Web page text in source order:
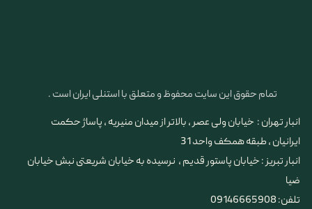
تمام حقوق این سایت محفوظ و متعلق با استنلی ایران است .
انبار تهران : خیابان ولی عصر ، بالاتر از میدان منیریه ، پاساژ حکمت
ایرانیان ، طبقه همکف واحد 31
​​​​​​​انبار تبریز : خیابان پاستور قدیم ، نرسیده به خیابان شریعتی نبش خیابان
ضیا
تلفن: 09146665908